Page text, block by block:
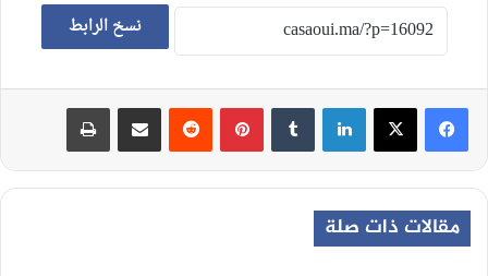
نسخ الرابط
لينكدإن بينتيريست
مقالات ذات صلة